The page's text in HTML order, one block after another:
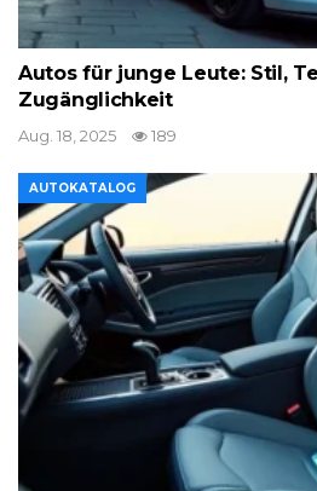
Autos für junge Leute: Stil,
Zugänglichkeit
Aug. 18, 2025 189
AUTOKATALOG